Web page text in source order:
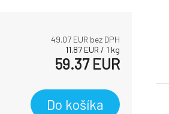
49.07 EUR bez DPH
11.87 EUR / 1 kg
59.37EUR
Do košíka